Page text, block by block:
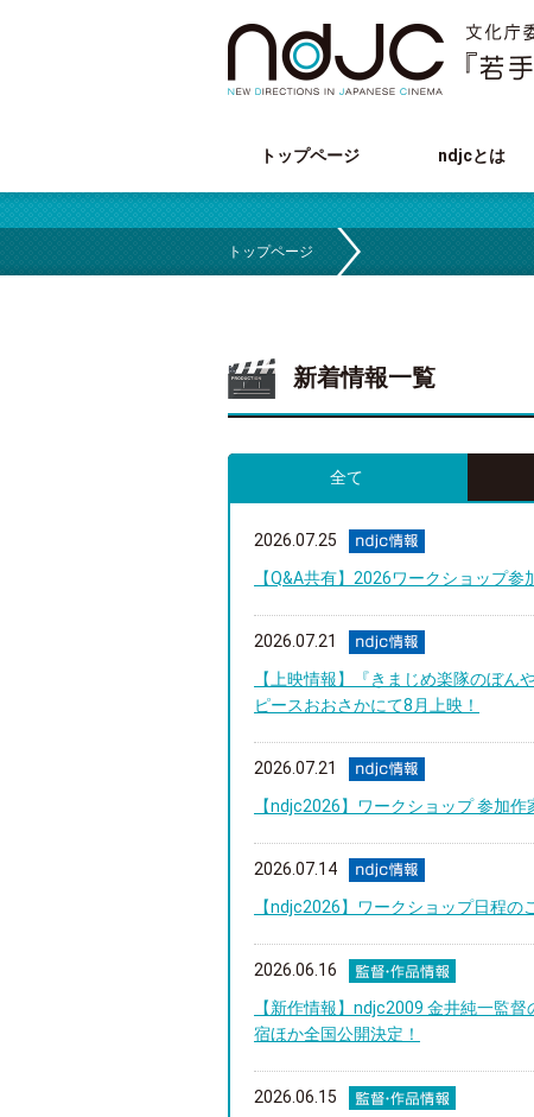
トップページ ndjcとは
トップページ
新着情報一覧
全て
2026.07.25
【Q&A共有】2026ワークショップ
2026.07.21
【上映情報】『きまじめ楽隊のぼ
ピースおおさかにて8月上映！
2026.07.21
【ndjc2026】ワークショップ 参加作
2026.07.14
【ndjc2026】ワークショップ日程
2026.06.16
【新作情報】ndjc2009 金井純一監
宿ほか全国公開決定！
2026.06.15